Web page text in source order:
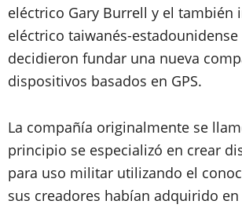
eléctrico Gary Burrell y el también
eléctrico taiwanés-estadounidense
decidieron fundar una nueva
dispositivos basados en GPS.
La compañía originalmente se
principio se especializó en crear
para uso militar utilizando el
sus creadores habían adquirido